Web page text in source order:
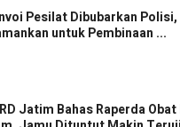
Pesilat Dibubarkan Polisi,
untuk Pembinaan ...
Jatim Bahas Raperda Obat